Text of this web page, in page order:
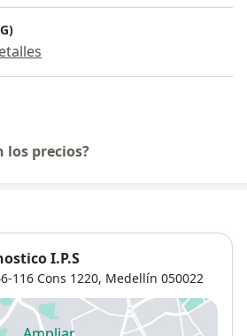
los precios?
I.P.S
116 Cons 1220, Medellín 050022